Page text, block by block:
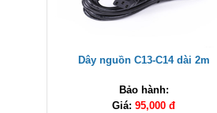
Dây nguồn C13-C14 dài 2m
Bảo hành:
Giá: 95,000 đ